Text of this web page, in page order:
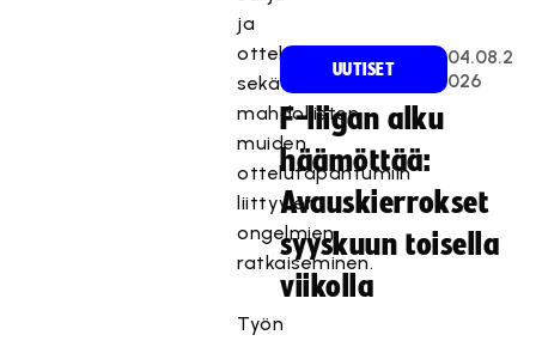
ja
ottelukokoonpanojen
sekä
mahdollisten
muiden
ottelutapahtumiin
liittyvien
ongelmien
ratkaiseminen.
Työn
UUTISET
04.08.2
026
F-liigan alku
häämöttää:
Avauskierrokset
syyskuun toisella
viikolla